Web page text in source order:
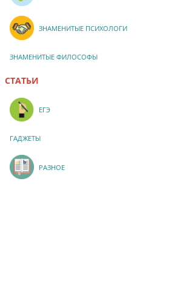
ЗНАМЕНИТЫЕ ПСИХОЛОГИ
ЗНАМЕНИТЫЕ ФИЛОСОФЫ
СТАТЬИ
ЕГЭ
ГАДЖЕТЫ
РАЗНОЕ